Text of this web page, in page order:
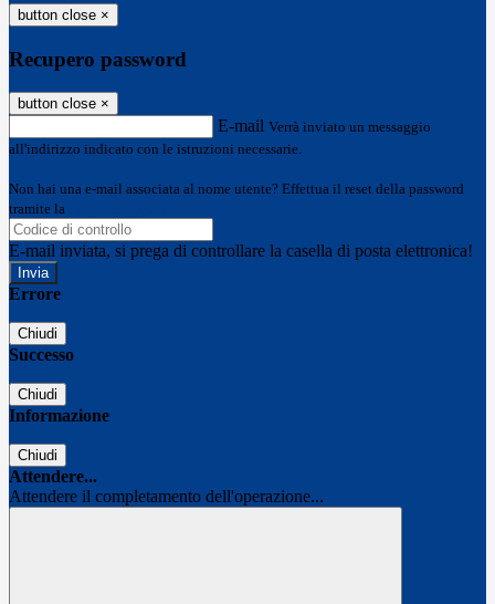
button close ×
Recupero password
button close ×
E-mail Verrà inviato un messaggio
all'indirizzo indicato con le istruzioni necessarie.
Non hai una e-mail associata al nome utente? Effettua il reset della password
tramite la
E-mail inviata, si prega di controllare la casella di posta elettronica!
Errore
Chiudi
Successo
Chiudi
Informazione
Chiudi
Attendere...
Attendere il completamento dell'operazione...